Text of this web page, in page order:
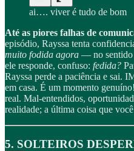
ai…. viver é tudo de bom
Até as piores falhas de
episódio, Rayssa tenta
muito fodida agora — no sentido
ele responde, confuso: fedida?
Rayssa perde a paciência e sai.
em casa. É um momento
real. Mal-entendidos,
realidade; a última coisa que
5. SOLTEIROS